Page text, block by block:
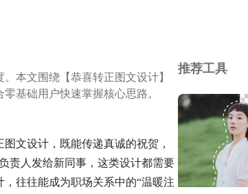
本文围绕【恭喜转正图文设计】
基础用户快速掌握核心思路。
文设计，既能传递真诚的祝贺，
责人发给新同事，这类设计都需要
往往能成为职场关系中的“温暖注
推荐工具